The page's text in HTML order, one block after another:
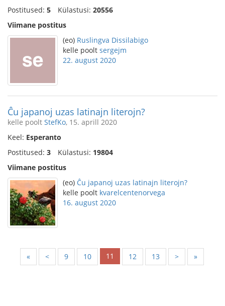
Postitused: 5 Külastusi: 20556
Viimane postitus
(eo) Ruslingva Dissilabigo
kelle poolt sergejm
22. august 2020
Ĉu japanoj uzas latinajn literojn?
kelle poolt StefKo, 15. aprill 2020
Keel: Esperanto
Postitused: 3 Külastusi: 19804
Viimane postitus
(eo) Ĉu japanoj uzas latinajn literojn?
kelle poolt kvarelcentenorvega
16. august 2020
« < 9 10 11 12 13 > »